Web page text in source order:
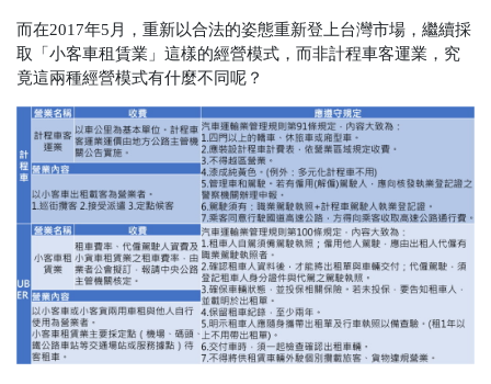
而在2017年5月，重新以合法的姿態重新登上台灣市場，繼續採
取「小客車租賃業」這樣的經營模式，而非計程車客運業，究
竟這兩種經營模式有什麼不同呢？